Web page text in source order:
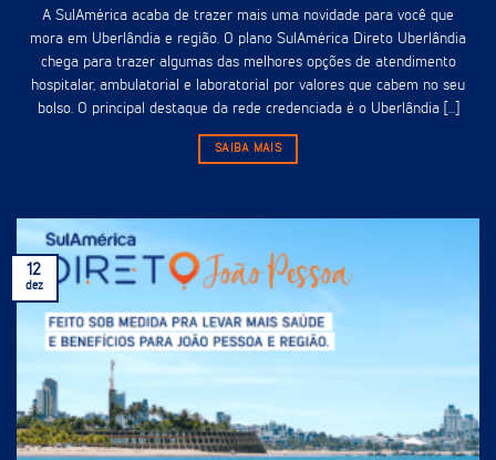
A SulAmérica acaba de trazer mais uma novidade para você que
mora em Uberlândia e região. O plano SulAmérica Direto Uberlândia
chega para trazer algumas das melhores opções de atendimento
hospitalar, ambulatorial e laboratorial por valores que cabem no seu
bolso. O principal destaque da rede credenciada é o Uberlândia [...]
SAIBA MAIS
12
dez